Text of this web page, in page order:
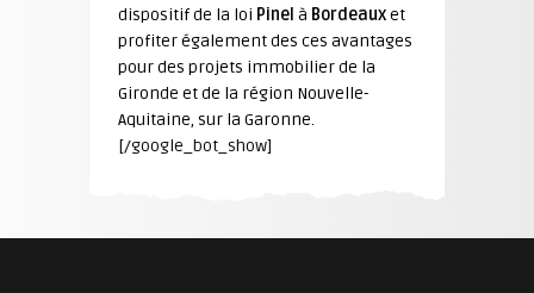
dispositif de la loi Pinel à Bordeauxet
profiter également des ces avantages
pour des projets immobilier de la
Gironde et de la région Nouvelle-
Aquitaine, sur la Garonne.
[/google_bot_show]